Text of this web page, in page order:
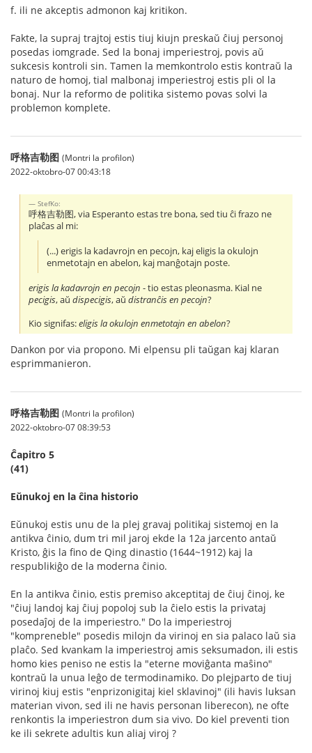
f. ili ne akceptis admonon kaj kritikon.
Fakte, la supraj trajtoj estis tiuj kiujn preskaŭ ĉiuj personoj
posedas iomgrade. Sed la bonaj imperiestroj, povis aŭ
sukcesis kontroli sin. Tamen la memkontrolo estis kontraŭ la
naturo de homoj, tial malbonaj imperiestroj estis pli ol la
bonaj. Nur la reformo de politika sistemo povas solvi la
problemon komplete.
呼格吉勒图 (Montri la profilon)
2022-oktobro-07 00:43:18
StefKo:
呼格吉勒图, via Esperanto estas tre bona, sed tiu ĉi frazo ne
plaĉas al mi:
(...) erigis la kadavrojn en pecojn, kaj eligis la okulojn
enmetotajn en abelon, kaj manĝotajn poste.
erigis la kadavrojn en pecojn - tio estas pleonasma. Kial ne
pecigis, aŭdispecigis, aŭdistranĉis en pecojn?
Kio signifas:eligis la okulojn enmetotajn en abelon?
Dankon por via propono. Mi elpensu pli taŭgan kaj klaran
esprimmanieron.
呼格吉勒图 (Montri la profilon)
2022-oktobro-07 08:39:53
Ĉapitro 5
(41)
Eŭnukoj en la ĉina historio
Eŭnukoj estis unu de la plej gravaj politikaj sistemoj en la
antikva ĉinio, dum tri mil jaroj ekde la 12a jarcento antaŭ
Kristo, ĝis la fino de Qing dinastio (1644~1912) kaj la
respublikiĝo de la moderna ĉinio.
En la antikva ĉinio, estis premiso akceptitaj de ĉiuj ĉinoj, ke
"ĉiuj landoj kaj ĉiuj popoloj sub la ĉielo estis la privataj
posedaĵoj de la imperiestro." Do la imperiestroj
"kompreneble" posedis milojn da virinoj en sia palaco laŭ sia
plaĉo. Sed kvankam la imperiestroj amis seksumadon, ili estis
homo kies peniso ne estis la "eterne moviĝanta maŝino"
kontraŭ la unua leĝo de termodinamiko. Do plejparto de tiuj
virinoj kiuj estis "enprizonigitaj kiel sklavinoj" (ili havis luksan
materian vivon, sed ili ne havis personan liberecon), ne ofte
renkontis la imperiestron dum sia vivo. Do kiel preventi tion
ke ili sekrete adultis kun aliaj viroj ?